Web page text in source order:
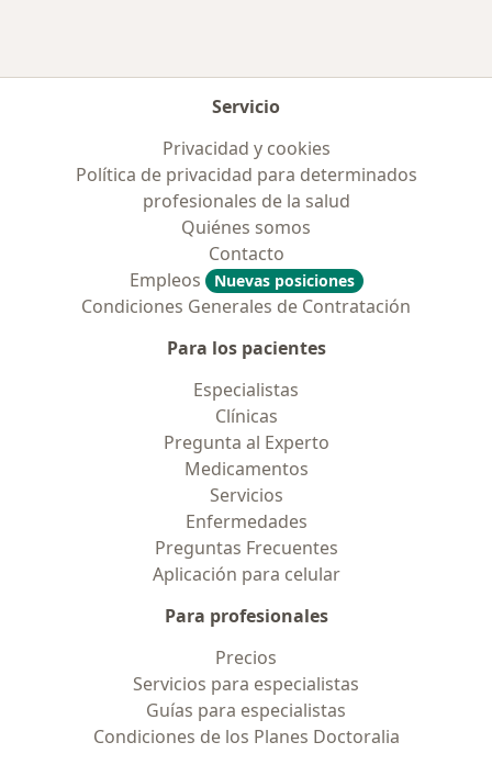
Servicio
Privacidad y cookies
Política de privacidad para determinados
profesionales de la salud
Quiénes somos
Contacto
Empleos
Nuevas posiciones
Condiciones Generales de Contratación
Para los pacientes
Especialistas
Clínicas
Pregunta al Experto
Medicamentos
Servicios
Enfermedades
Preguntas Frecuentes
Aplicación para celular
Para profesionales
Precios
Servicios para especialistas
Guías para especialistas
Condiciones de los Planes Doctoralia